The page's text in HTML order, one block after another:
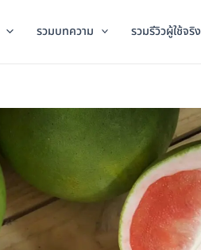
รวมบทความ รวมรีวิวผู้ใช้จริง